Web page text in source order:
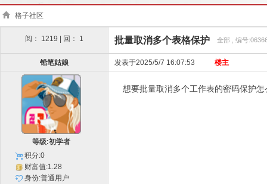
格子社区
阅： 1219 | 回： 1 批量取消多个表格保护 全部 , 编号
铅笔姑娘 发表于2025/5/7 16:07:53 楼主
等级:初学者
积分:0
财富值:1.28
身份:普通用户
想要批量取消多个工作表的密码保护